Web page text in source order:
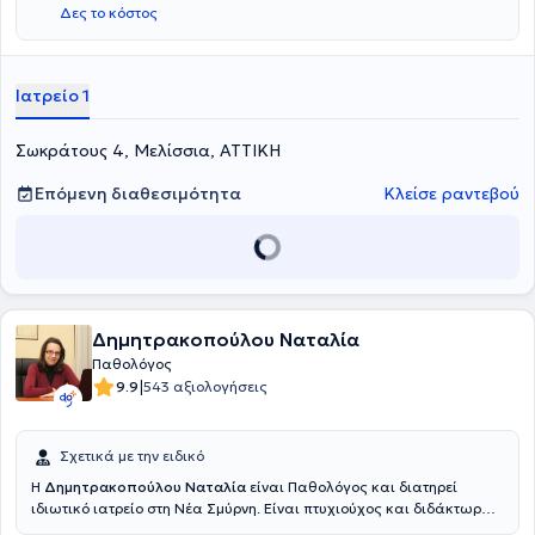
Δες το κόστος
Ιατρείο 1
Σωκράτους 4, Μελίσσια, ΑΤΤΙΚΗ
Επόμενη διαθεσιμότητα
Κλείσε ραντεβού
Δημητρακοπούλου Ναταλία
Παθολόγος
9.9|543 αξιολογήσεις
Σχετικά με την ειδικό
Η Δημητρακοπούλου Ναταλία είναι Παθολόγος και διατηρεί
ιδιωτικό ιατρείο στη Νέα Σμύρνη. Είναι πτυχιούχος και διδάκτωρ